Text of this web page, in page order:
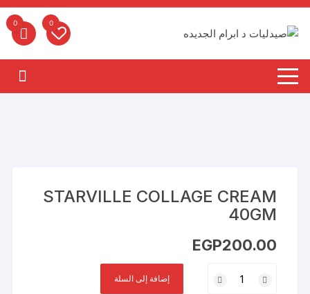
التجاوز
إلى
المحتوى
0
0
STARVILLE COLLAGE CREAM
40GM
EGP200.00
STARVILLE
إضافة إلى السلة